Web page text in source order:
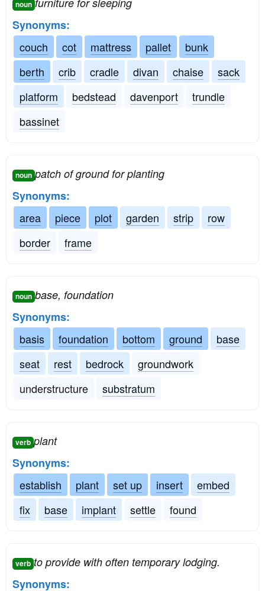
noun
Synonyms:
couch
cot mattress pallet
bunk
berth
crib cradle divan chaise
sack
platform
bedstead davenport
trundle
bassinet
noun patch of ground for planting
Synonyms:
area
piece plot garden strip
row
border
frame
noun base, foundation
Synonyms:
basis
foundation bottom ground
base
seat
rest bedrock
groundwork
understructure
substratum
verb plant
Synonyms:
establish
plant set up insert
embed
fix
base implant settle found
verb to provide with often temporary lodging.
Synonyms: